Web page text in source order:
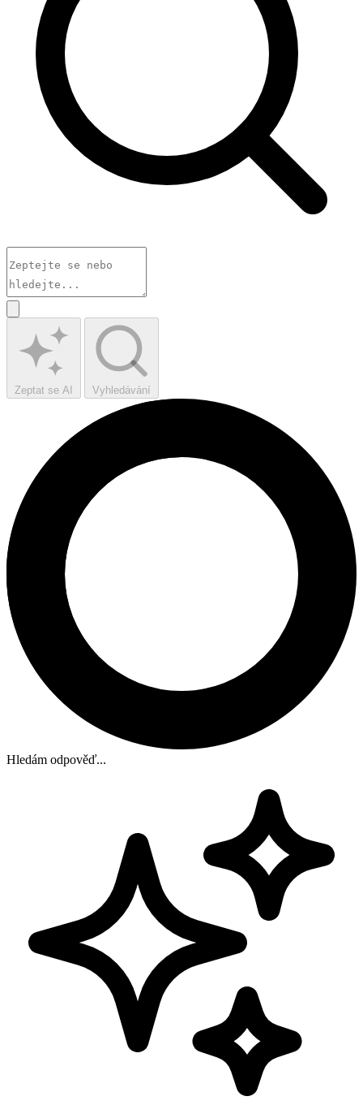
Zeptat se AI Vyhledávání
Hledám odpověď...